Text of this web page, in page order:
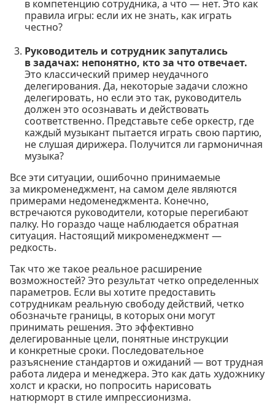
в компетенцию сотрудника, а что — нет. Это как
правила игры: если их не знать, как играть
честно?
Руководитель и сотрудник запутались
в задачах: непонятно, кто за что отвечает.
Это классический пример неудачного
делегирования. Да, некоторые задачи сложно
делегировать, но если это так, руководитель
должен это осознавать и действовать
соответственно. Представьте себе оркестр, где
каждый музыкант пытается играть свою партию,
не слушая дирижера. Получится ли гармоничная
музыка?
Все эти ситуации, ошибочно принимаемые
за микроменеджмент, на самом деле являются
примерами недоменеджмента. Конечно,
встречаются руководители, которые перегибают
палку. Но гораздо чаще наблюдается обратная
ситуация. Настоящий микроменеджмент —
редкость.
Так что же такое реальное расширение
возможностей? Это результат четко определенных
параметров. Если вы хотите предоставить
сотрудникам реальную свободу действий, четко
обозначьте границы, в которых они могут
принимать решения. Это эффективно
делегированные цели, понятные инструкции
и конкретные сроки. Последовательное
разъяснение стандартов и ожиданий — вот трудная
работа лидера и менеджера. Это как дать художнику
холст и краски, но попросить нарисовать
натюрморт в стиле импрессионизма.